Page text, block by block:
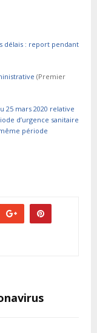
délais : report pendant
(Premier
25 mars 2020 relative
d’urgence sanitaire
période